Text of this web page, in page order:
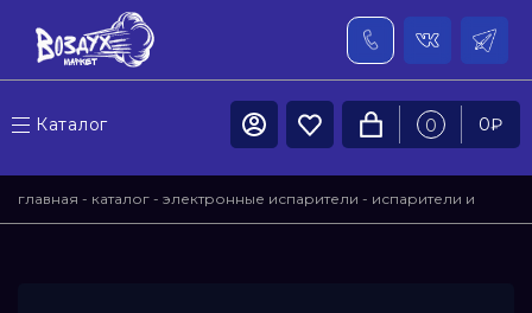
Каталог 0 0₽
главная - каталог - электронные испарители - испарители и